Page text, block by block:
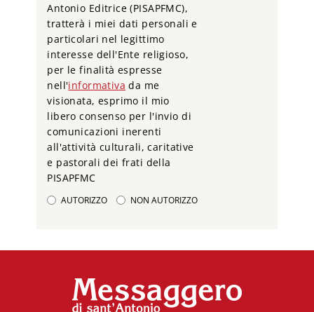
Antonio Editrice (PISAPFMC),
tratterà i miei dati personali e
particolari nel legittimo
interesse dell'Ente religioso,
per le finalità espresse
nell'informativa da me
visionata, esprimo il mio
libero consenso per l'invio di
comunicazioni inerenti
all'attività culturali, caritative
e pastorali dei frati della
PISAPFMC
AUTORIZZO NON AUTORIZZO